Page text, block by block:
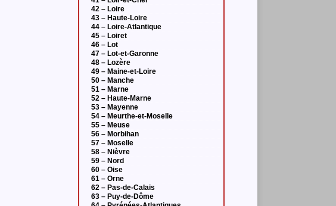
42 – Loire
43 – Haute-Loire
44 – Loire-Atlantique
45 – Loiret
46 – Lot
47 – Lot-et-Garonne
48 – Lozère
49 – Maine-et-Loire
50 – Manche
51 – Marne
52 – Haute-Marne
53 – Mayenne
54 – Meurthe-et-Moselle
55 – Meuse
56 – Morbihan
57 – Moselle
58 – Nièvre
59 – Nord
60 – Oise
61 – Orne
62 – Pas-de-Calais
63 – Puy-de-Dôme